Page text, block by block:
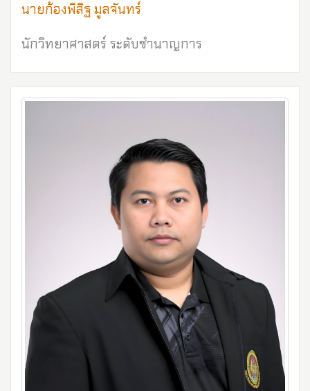
นายก้องพิสิฐ มูลจันทร์
นักวิทยาศาสตร์ ระดับชำนาญการ